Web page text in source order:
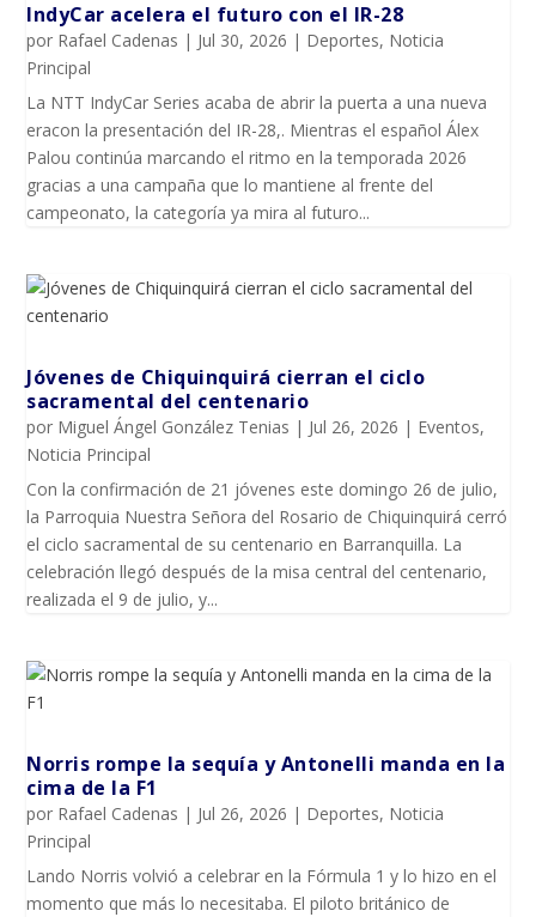
IndyCar acelera el futuro con el IR-28
por Rafael Cadenas | Jul 30, 2026 | Deportes, Noticia
Principal
La NTT IndyCar Series acaba de abrir la puerta a una nueva
eracon la presentación del IR-28,. Mientras el español Álex
Palou continúa marcando el ritmo en la temporada 2026
gracias a una campaña que lo mantiene al frente del
campeonato, la categoría ya mira al futuro...
Jóvenes de Chiquinquirá cierran el ciclo
sacramental del centenario
por Miguel Ángel González Tenias | Jul 26, 2026 | Eventos,
Noticia Principal
Con la confirmación de 21 jóvenes este domingo 26 de julio,
la Parroquia Nuestra Señora del Rosario de Chiquinquirá cerró
el ciclo sacramental de su centenario en Barranquilla. La
celebración llegó después de la misa central del centenario,
realizada el 9 de julio, y...
Norris rompe la sequía y Antonelli manda en la
cima de la F1
por Rafael Cadenas | Jul 26, 2026 | Deportes, Noticia
Principal
Lando Norris volvió a celebrar en la Fórmula 1 y lo hizo en el
momento que más lo necesitaba. El piloto británico de